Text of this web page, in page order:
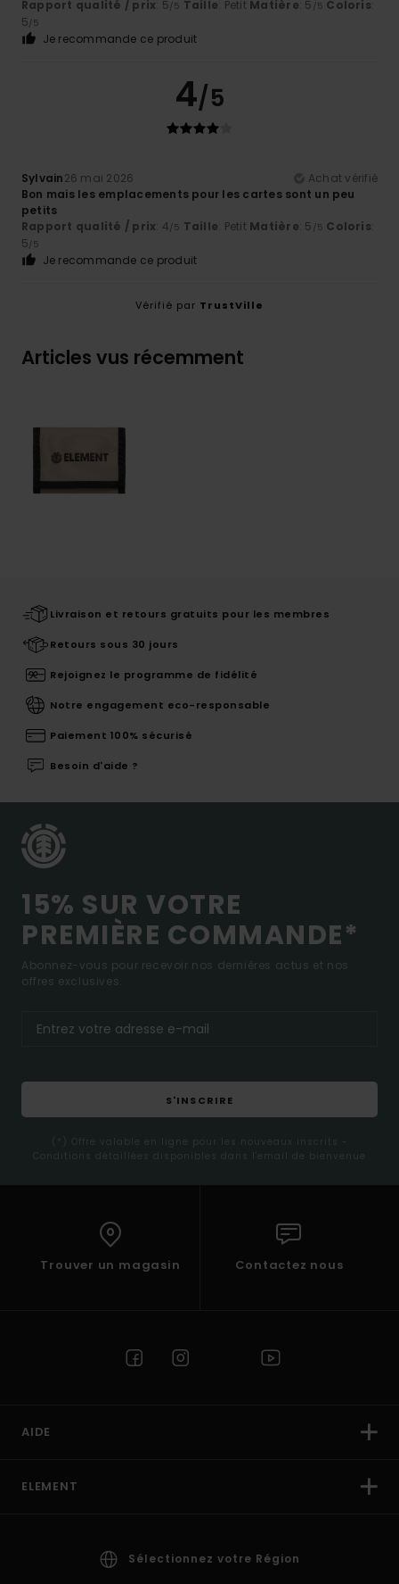
Rapport qualité / prix: 5/5 Taille: Petit Matière: 5 /5 Coloris:
5/5
Je recommande ce produit
4/5
Sylvain26 mai 2026
Achat vérifié
Bon mais les emplacements pour les cartes sont un peu
petits
Rapport qualité / prix: 4/5 Taille: Petit Matière: 5 /5 Coloris:
5/5
Je recommande ce produit
Vérifié par TrustVille
Articles vus récemment
Livraison et retours gratuits pour les membres
Retours sous 30 jours
Rejoignez le programme de fidélité
Notre engagement eco-responsable
Paiement 100% sécurisé
Besoin d'aide ?
15% SUR VOTRE
PREMIÈRE COMMANDE*
Abonnez-vous pour recevoir nos dernières actus et nos
offres exclusives.
S'INSCRIRE
(*) Offre valable en ligne pour les nouveaux inscrits -
Conditions détaillées disponibles dans l'email de bienvenue
Trouver un magasin Contactez nous
AIDE
ELEMENT
Sélectionnez votre Région